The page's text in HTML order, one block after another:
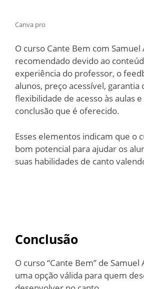
Canva pro
O curso Cante Bem com Samuel
recomendado devido ao
experiência do professor, o
alunos, preço acessível, garantia
flexibilidade de acesso às aulas
conclusão que é oferecido.
Esses elementos indicam que o
bom potencial para ajudar os
suas habilidades de canto
Conclusão
O curso “Cante Bem” de
uma opção válida para quem